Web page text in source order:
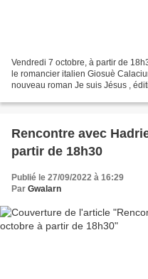
Vendredi 7 octobre, à partir de
le romancier italien Giosuè
nouveau roman Je suis Jésus ,
Rencontre avec
partir de 18h30
Publié le 27/09/2022 à 16:29
Par Gwalarn